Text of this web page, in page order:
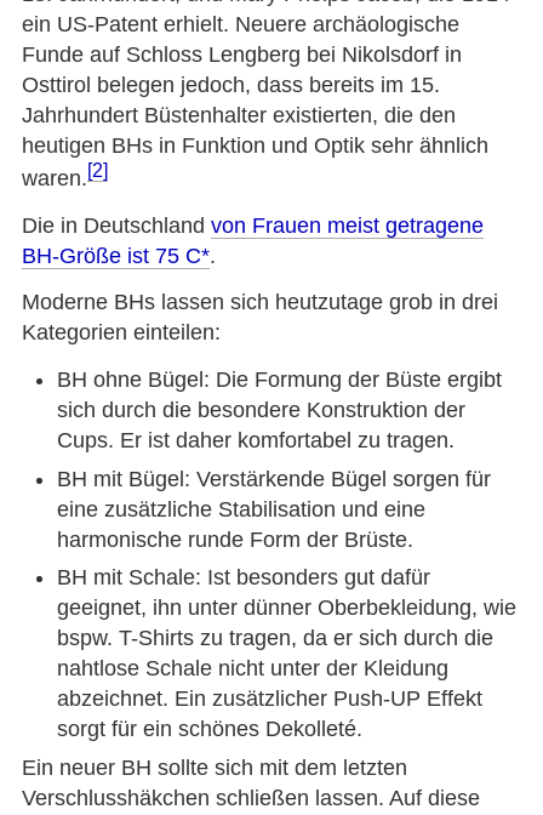
ein US-Patent erhielt. Neuere archäologische
Funde auf Schloss Lengberg bei Nikolsdorf in
Osttirol belegen jedoch, dass bereits im 15.
Jahrhundert Büstenhalter existierten, die den
heutigen BHs in Funktion und Optik sehr ähnlich
waren.[2]
Die in Deutschland von Frauen meist getragene
BH-Größe ist 75 C .
Moderne BHs lassen sich heutzutage grob in drei
Kategorien einteilen:
BH ohne Bügel: Die Formung der Büste ergibt
sich durch die besondere Konstruktion der
Cups. Er ist daher komfortabel zu tragen.
BH mit Bügel: Verstärkende Bügel sorgen für
eine zusätzliche Stabilisation und eine
harmonische runde Form der Brüste.
BH mit Schale: Ist besonders gut dafür
geeignet, ihn unter dünner Oberbekleidung, wie
bspw. T-Shirts zu tragen, da er sich durch die
nahtlose Schale nicht unter der Kleidung
abzeichnet. Ein zusätzlicher Push-UP Effekt
sorgt für ein schönes Dekolleté.
Ein neuer BH sollte sich mit dem letzten
Verschlusshäkchen schließen lassen. Auf diese